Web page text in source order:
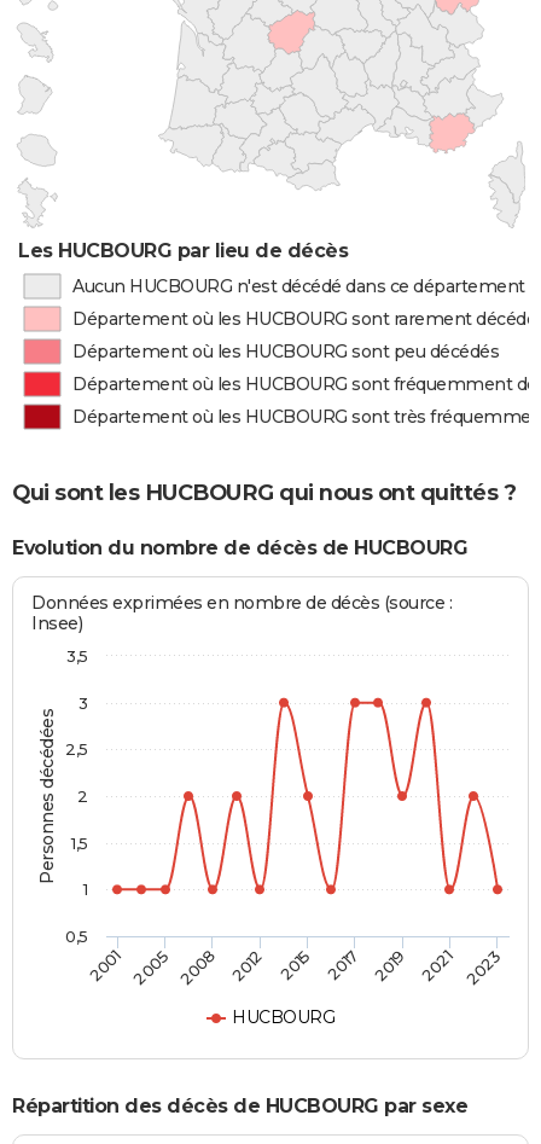
Les HUCBOURG par lieu de décès
Aucun HUCBOURG n'est décédé dans ce département
Département où les HUCBOURG sont rarement
Département où les HUCBOURG sont peu décédés
Département où les HUCBOURG sont fréquemment
Département où les HUCBOURG sont très
Qui sont les HUCBOURG qui nous ont quittés ?
Evolution du nombre de décès de HUCBOURG
Personnes décédées
Données exprimées en nombre de décès (source :
Insee)
HUCBOURG
2001 2005 2008 2012 2015 2017 2019 2021 2023
0,5
1
1,5
2
2,5
3
3,5
Répartition des décès de HUCBOURG par sexe